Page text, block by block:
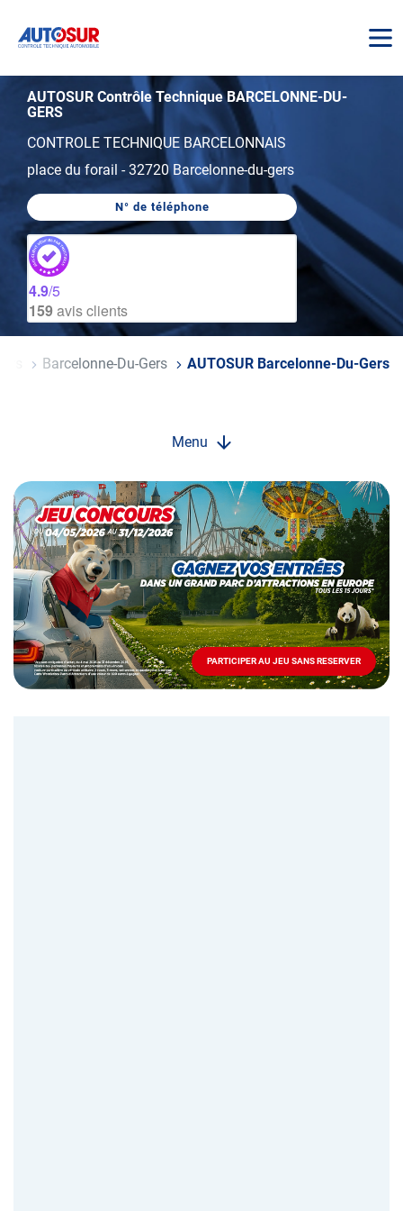
AUTOSUR Contrôle Technique BARCELONNE-DU-
GERS
CONTROLE TECHNIQUE BARCELONNAIS
place du forail -32720 Barcelonne-du-gers
N° de téléphone
AFFICHER
BARCELONNE-
DU-
4.9/5
159avis clients
Barcelonne-Du-Gers AUTOSUR Barcelonne-Du-Gers
Menu
Opération
spéciale
Mai
-
Décembre
2026
Locations
PARTICIPER AU JEU SANS RESERVER
PARTICIPER
AU
JEU